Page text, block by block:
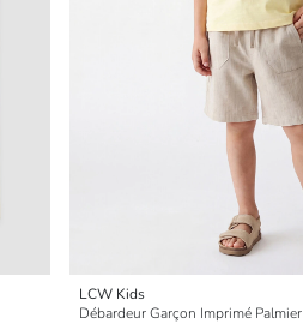
LCW Kids
Débardeur Garçon Imprimé Palmier